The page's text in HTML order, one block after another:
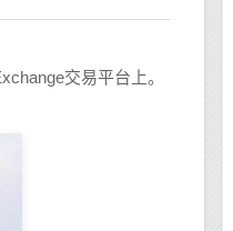
交易平台上。